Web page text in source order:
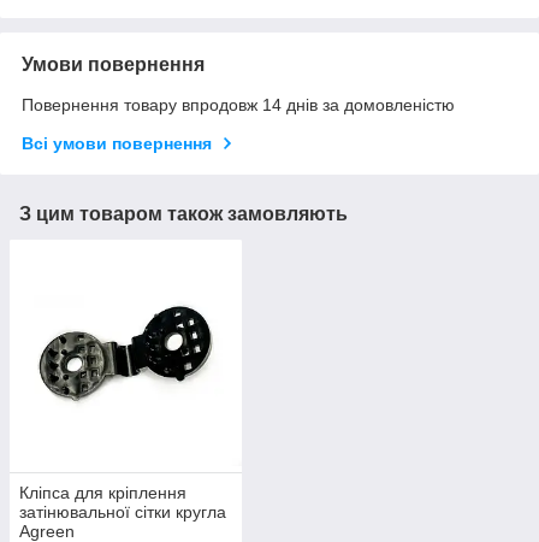
Умови повернення
Повернення товару впродовж 14 днів за домовленістю
Всі умови повернення
З цим товаром також замовляють
Кліпса для кріплення
затінювальної сітки кругла
Agreen